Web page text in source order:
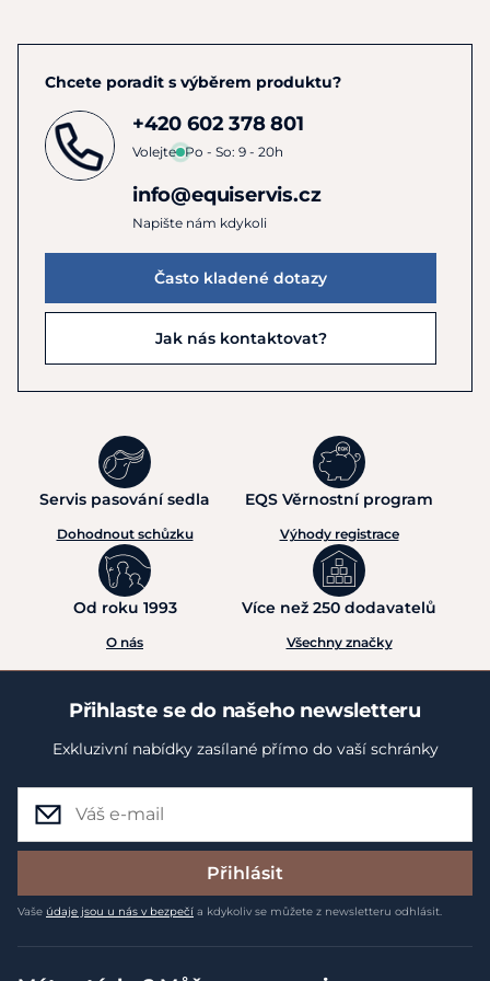
Chcete poradit s výběrem produktu?
+420 602 378 801
Volejte Po - So: 9 - 20h
info@equiservis.cz
Napište nám kdykoli
Často kladené dotazy
Jak nás kontaktovat?
Servis pasování sedla
Dohodnout schůzku
EQS Věrnostní program
Výhody registrace
Od roku 1993
O nás
Více než 250 dodavatelů
Všechny značky
Přihlaste se do našeho newsletteru
Exkluzivní nabídky zasílané přímo do vaší schránky
Přihlásit
Vaše údaje jsou u nás v bezpečí a kdykoliv se můžete z newsletteru odhlásit.